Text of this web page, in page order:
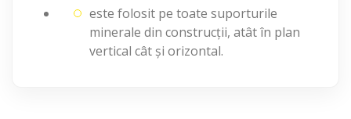
este folosit pe toate suporturile
minerale din construcții, atât în plan
vertical cât și orizontal.